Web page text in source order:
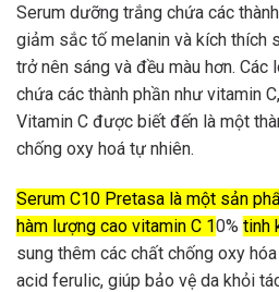
Serum dưỡng trắng chứa các
giảm sắc tố melanin và kích thích
trở nên sáng và đều màu hơn. Các
chứa các thành phần như vitamin
Vitamin C được biết đến là một
chống oxy hoá tự nhiên.
Serum C10 Pretasa là một sản
hàm lượng cao vitamin C 10% tinh
sung thêm các chất chống oxy
acid ferulic, giúp bảo vệ da khỏi